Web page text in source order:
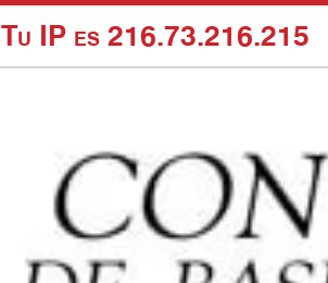
Tu IP es 216.73.216.215